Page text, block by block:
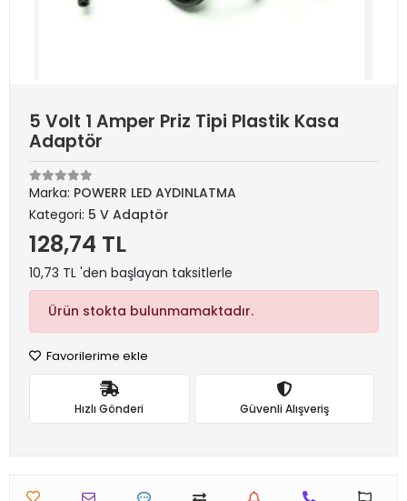
5 Volt 1 Amper Priz Tipi Plastik Kasa
Adaptör
Marka: POWERR LED AYDINLATMA
Kategori: 5 V Adaptör
128,74 TL
10,73 TL 'den başlayan taksitlerle
Ürün stokta bulunmamaktadır.
Favorilerime ekle
Hızlı Gönderi Güvenli Alışveriş